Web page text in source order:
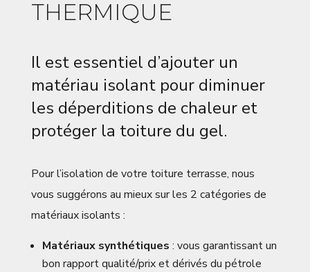
THERMIQUE
Il est essentiel d’ajouter un
matériau isolant pour diminuer
les déperditions de chaleur et
protéger la toiture du gel.
Pour l’isolation de votre toiture terrasse, nous
vous suggérons au mieux sur les 2 catégories de
matériaux isolants :
Matériaux synthétiques : vous garantissant un
bon rapport qualité/prix et dérivés du pétrole